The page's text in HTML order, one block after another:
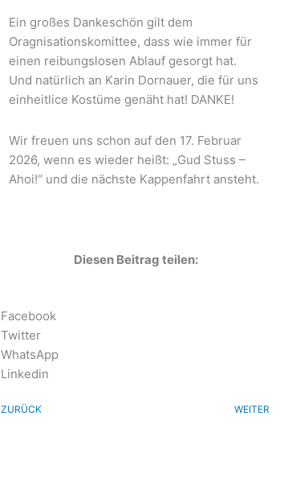
Ein großes Dankeschön gilt dem
Oragnisationskomittee, dass wie immer für
einen reibungslosen Ablauf gesorgt hat.
Und natürlich an Karin Dornauer, die für uns
einheitlice Kostüme genäht hat! DANKE!
Wir freuen uns schon auf den 17. Februar
2026, wenn es wieder heißt: „Gud Stuss –
Ahoi!“ und die nächste Kappenfahrt ansteht.
Diesen Beitrag teilen:
Facebook
Twitter
WhatsApp
Linkedin
ZURÜCK WEITER